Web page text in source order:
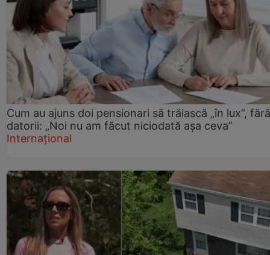
Cum au ajuns doi pensionari să trăiască „în lux”, fără
datorii: „Noi nu am făcut niciodată așa ceva”
Internațional